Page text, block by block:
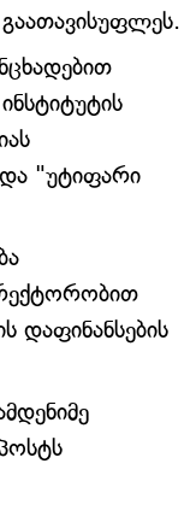
"უტიფარი
დაფინანსების